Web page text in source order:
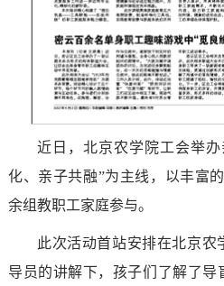
近日，北京农学院工会举
化、亲子共融”为主线，以丰富
余组教职工家庭参与。
此次活动首站安排在北京农
导员的讲解下，孩子们了解了导